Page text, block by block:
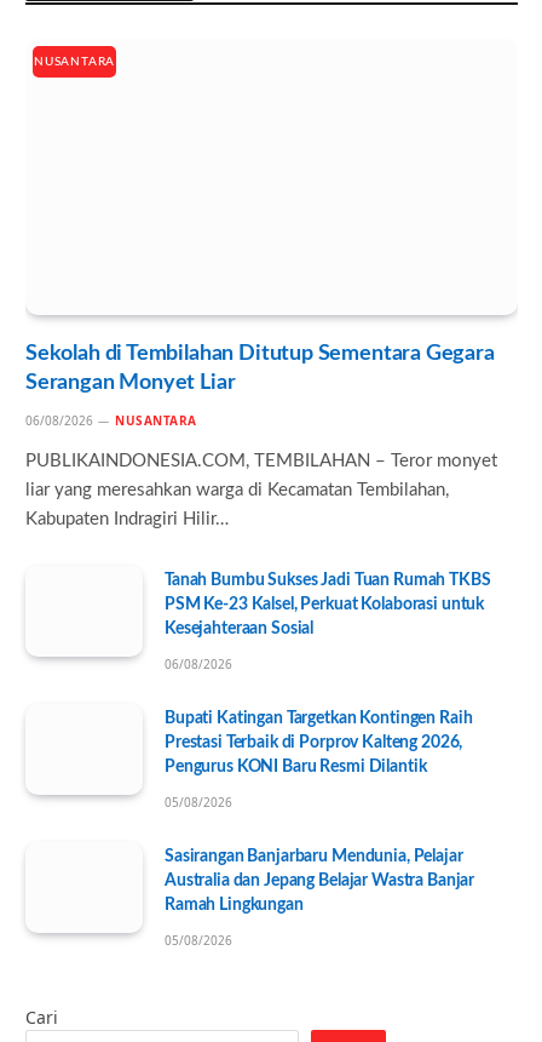
NUSANTARA
Sekolah di Tembilahan Ditutup Sementara Gegara
Serangan Monyet Liar
06/08/2026 NUSANTARA
PUBLIKAINDONESIA.COM, TEMBILAHAN – Teror monyet
liar yang meresahkan warga di Kecamatan Tembilahan,
Kabupaten Indragiri Hilir…
Tanah Bumbu Sukses Jadi Tuan Rumah TKBS
PSM Ke-23 Kalsel, Perkuat Kolaborasi untuk
Kesejahteraan Sosial
06/08/2026
Bupati Katingan Targetkan Kontingen Raih
Prestasi Terbaik di Porprov Kalteng 2026,
Pengurus KONI Baru Resmi Dilantik
05/08/2026
Sasirangan Banjarbaru Mendunia, Pelajar
Australia dan Jepang Belajar Wastra Banjar
Ramah Lingkungan
05/08/2026
Cari